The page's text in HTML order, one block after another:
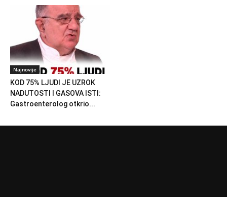
Najnovije
KOD 75% LJUDI JE UZROK
NADUTOSTI I GASOVA ISTI:
Gastroenterolog otkrio...